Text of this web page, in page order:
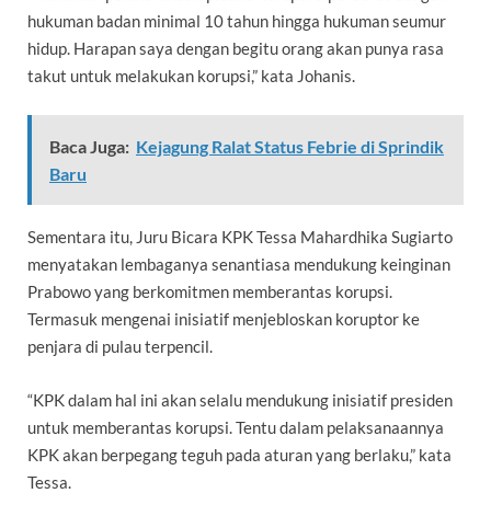
hukuman badan minimal 10 tahun hingga hukuman seumur
hidup. Harapan saya dengan begitu orang akan punya rasa
takut untuk melakukan korupsi,” kata Johanis.
Baca Juga: Kejagung Ralat Status Febrie di Sprindik
Baru
Sementara itu, Juru Bicara KPK Tessa Mahardhika Sugiarto
menyatakan lembaganya senantiasa mendukung keinginan
Prabowo yang berkomitmen memberantas korupsi.
Termasuk mengenai inisiatif menjebloskan koruptor ke
penjara di pulau terpencil.
“KPK dalam hal ini akan selalu mendukung inisiatif presiden
untuk memberantas korupsi. Tentu dalam pelaksanaannya
KPK akan berpegang teguh pada aturan yang berlaku,” kata
Tessa.